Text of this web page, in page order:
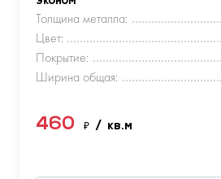
Толщина металла:
Цвет:
Покрытие:
Ширина общая:
460 ₽ / кв.м